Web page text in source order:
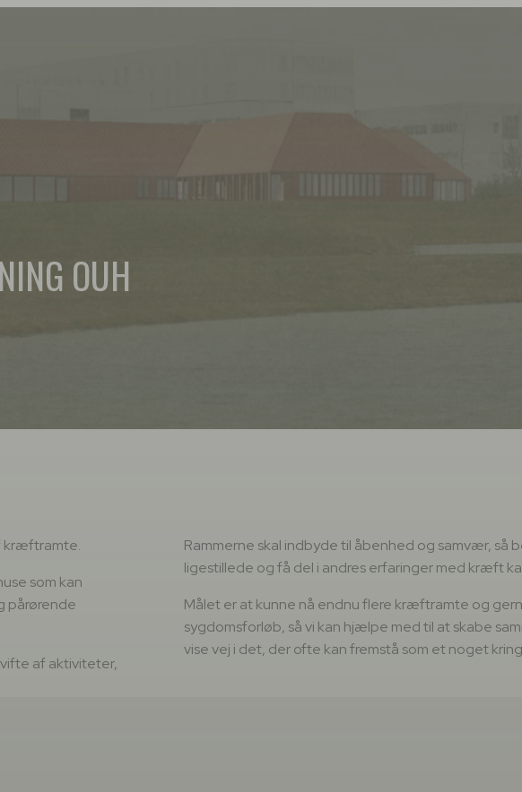
OUH
kræftramte.
som kan
pårørende
af aktiviteter,
Rammerne skal indbyde til åbenhed og samvær, så
ligestillede og få del i andres erfaringer med kræft
Målet er at kunne nå endnu flere kræftramte og
sygdomsforløb, så vi kan hjælpe med til at skabe
vise vej i det, der ofte kan fremstå som et noget